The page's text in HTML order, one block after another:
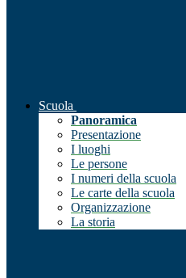
Scuola
Panoramica
Presentazione
I luoghi
Le persone
I numeri della scuola
Le carte della scuola
Organizzazione
La storia